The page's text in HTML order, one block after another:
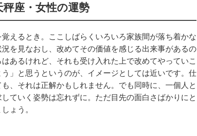
秤座・女性の運勢
えるとき。ここしばらくいろいろ家族間が落ち着かな
を見なおし、改めてその価値を感じる出来事があるの
あるけれど、それも受け入れた上で改めてやっていこ
」と思うというのが、イメージとしては近いです。仕
、それは正解かもしれません。でも同時に、一個人と
ていく姿勢は忘れずに。ただ目先の面白さばかりにと
ょう。